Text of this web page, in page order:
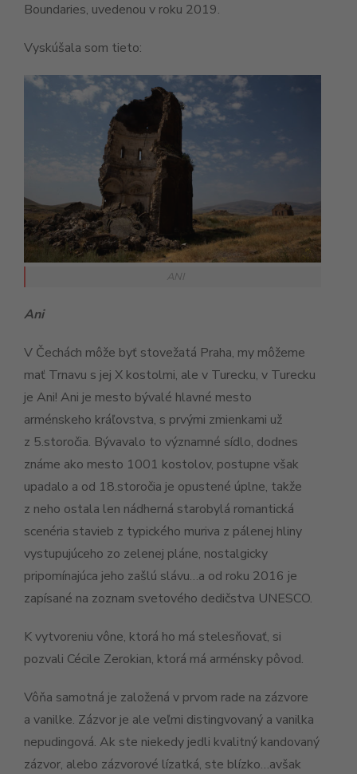
Boundaries, uvedenou v roku 2019.
Vyskúšala som tieto:
ANI
Ani
V Čechách môže byť stovežatá Praha, my môžeme
mať Trnavu s jej X kostolmi, ale v Turecku, v Turecku
je Ani! Ani je mesto bývalé hlavné mesto
arménskeho kráľovstva, s prvými zmienkami už
z 5.storočia. Bývavalo to významné sídlo, dodnes
známe ako mesto 1001 kostolov, postupne však
upadalo a od 18.storočia je opustené úplne, takže
z neho ostala len nádherná starobylá romantická
scenéria stavieb z typického muriva z pálenej hliny
vystupujúceho zo zelenej pláne, nostalgicky
pripomínajúca jeho zašlú slávu…a od roku 2016 je
zapísané na zoznam svetového dedičstva UNESCO.
K vytvoreniu vône, ktorá ho má stelesňovať, si
pozvali Cécile Zerokian, ktorá má arménsky pôvod.
Vôňa samotná je založená v prvom rade na zázvore
a vanilke. Zázvor je ale veľmi distingvovaný a vanilka
nepudingová. Ak ste niekedy jedli kvalitný kandovaný
zázvor, alebo zázvorové lízatká, ste blízko…avšak